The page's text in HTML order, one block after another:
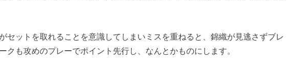
セットを取れることを意識してしまいミスを重ねると、錦織が見逃さずブレ
クも攻めのプレーでポイント先行し、なんとかものにします。